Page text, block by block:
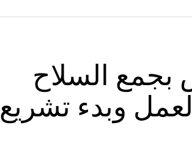
عسكري كبير” ضد إيران والحوثيين
الجنوبية الحيوية التي تصل مياه
الأمريكية هجوما قويا على
بجمع السلاح
وبدء تشريع